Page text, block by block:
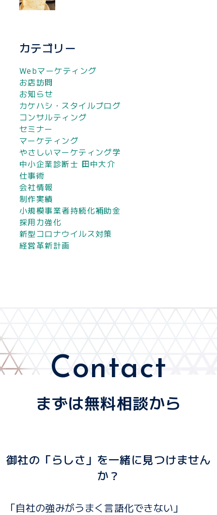
カテゴリー
Webマーケティング
お店訪問
お知らせ
カケハシ・スタイルブログ
コンサルティング
セミナー
マーケティング
やさしいマーケティング学
中小企業診断士 田中大介
仕事術
会社情報
制作実績
小規模事業者持続化補助金
採用力強化
新型コロナウイルス対策
経営革新計画
Contact
まずは無料相談から
御社の「らしさ」を一緒に見つけません
か？
「自社の強みがうまく言語化できない」